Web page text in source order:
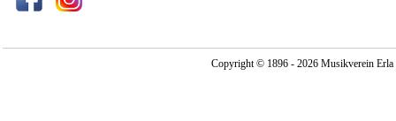
Copyright © 1896 - 2026 Musikverein Erla